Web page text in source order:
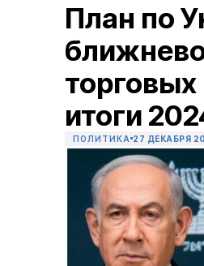
План по
итоги
ПОЛИТИКА 27 ДЕКАБРЯ